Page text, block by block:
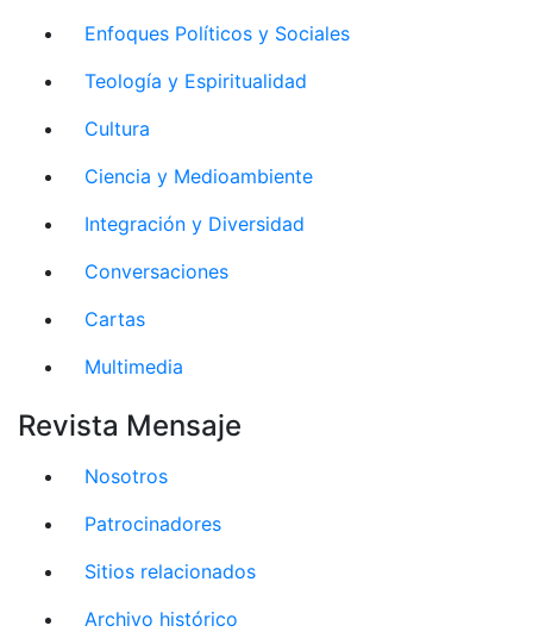
Enfoques Políticos y Sociales
Teología y Espiritualidad
Cultura
Ciencia y Medioambiente
Integración y Diversidad
Conversaciones
Cartas
Multimedia
Revista Mensaje
Nosotros
Patrocinadores
Sitios relacionados
Archivo histórico